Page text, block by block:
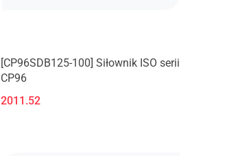
[CP96SDB125-100] Siłownik ISO serii
CP96
2011.52